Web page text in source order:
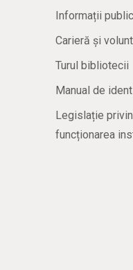
Informații
Carieră și
Turul bibliotecii
Manual de
Legislație
funcționarea